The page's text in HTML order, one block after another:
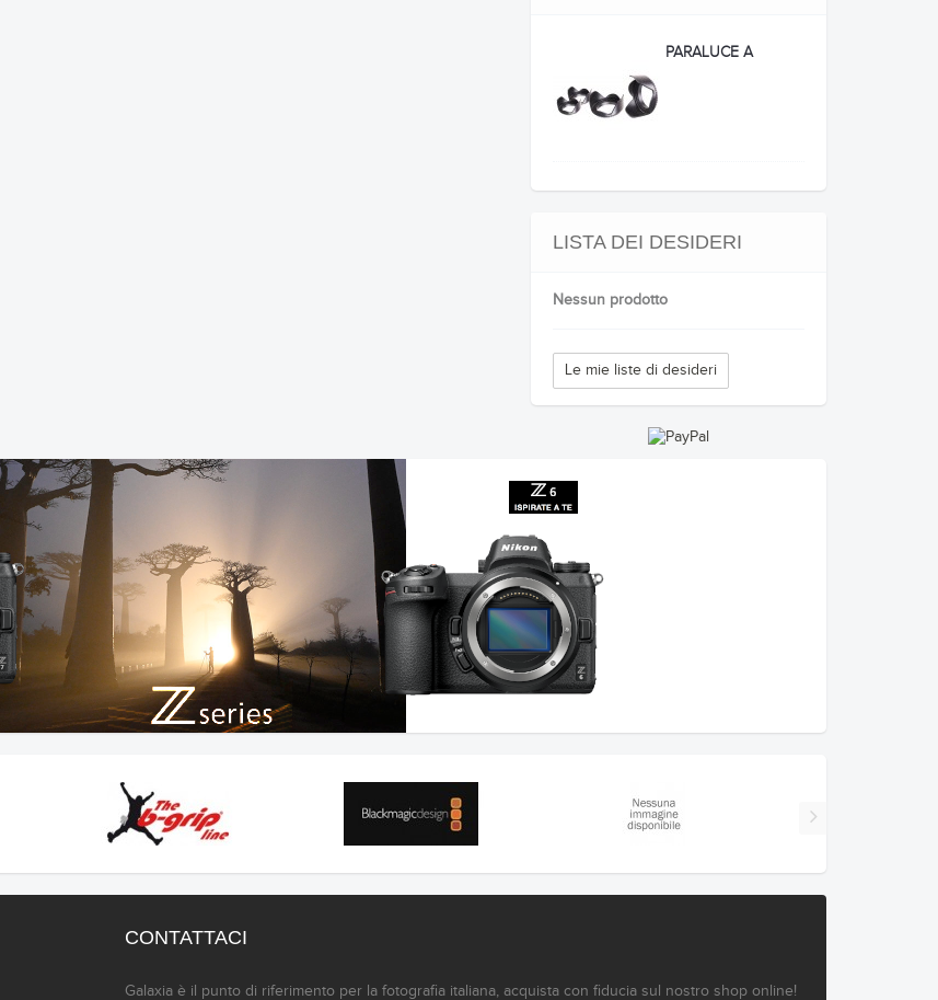
PARALUCE A
LISTA DEI DESIDERI
Nessun prodotto
Le mie liste di desideri
CONTATTACI
Galaxia è il punto di riferimento per la fotografia italiana, acquista con fiducia sul nostro shop online!